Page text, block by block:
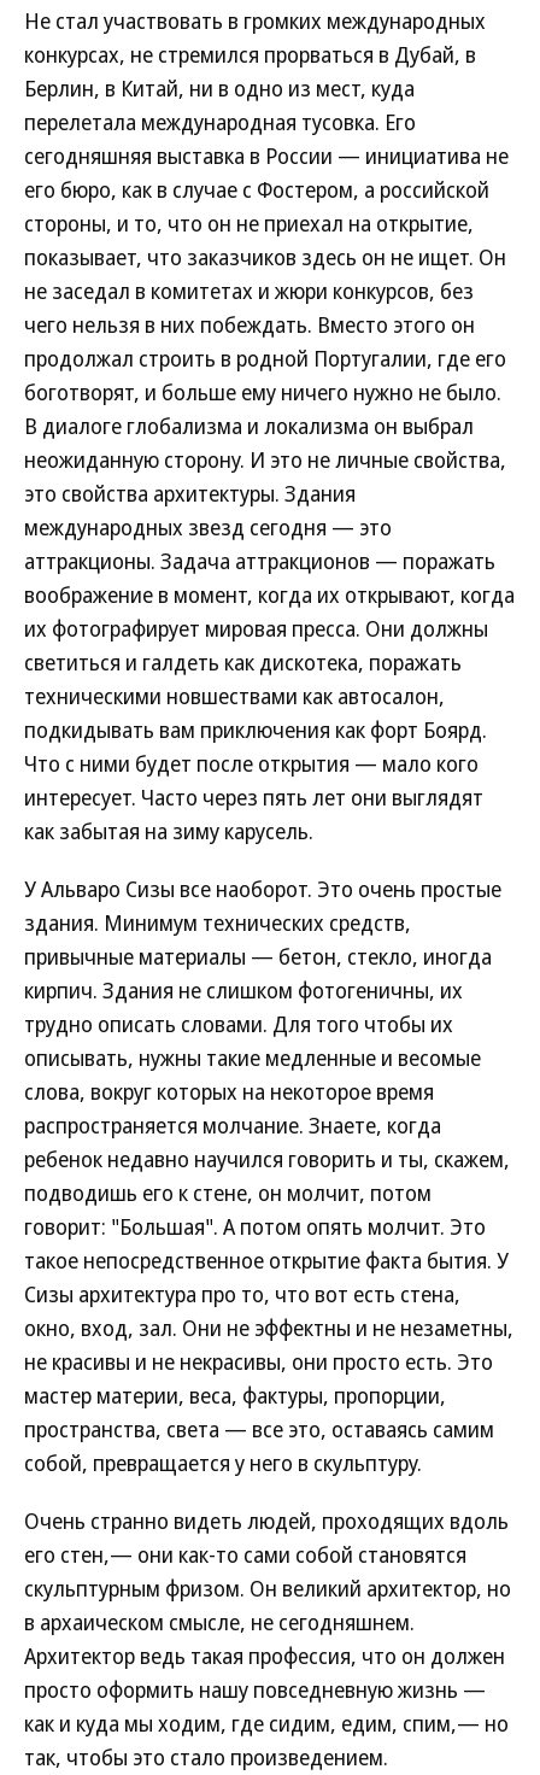
Не стал участвовать в громких международных
конкурсах, не стремился прорваться в Дубай, в
Берлин, в Китай, ни в одно из мест, куда
перелетала международная тусовка. Его
сегодняшняя выставка в России — инициатива не
его бюро, как в случае с Фостером, а российской
стороны, и то, что он не приехал на открытие,
показывает, что заказчиков здесь он не ищет. Он
не заседал в комитетах и жюри конкурсов, без
чего нельзя в них побеждать. Вместо этого он
продолжал строить в родной Португалии, где его
боготворят, и больше ему ничего нужно не было.
В диалоге глобализма и локализма он выбрал
неожиданную сторону. И это не личные свойства,
это свойства архитектуры. Здания
международных звезд сегодня — это
аттракционы. Задача аттракционов — поражать
воображение в момент, когда их открывают, когда
их фотографирует мировая пресса. Они должны
светиться и галдеть как дискотека, поражать
техническими новшествами как автосалон,
подкидывать вам приключения как форт Боярд.
Что с ними будет после открытия — мало кого
интересует. Часто через пять лет они выглядят
как забытая на зиму карусель.
У Альваро Сизы все наоборот. Это очень простые
здания. Минимум технических средств,
привычные материалы — бетон, стекло, иногда
кирпич. Здания не слишком фотогеничны, их
трудно описать словами. Для того чтобы их
описывать, нужны такие медленные и весомые
слова, вокруг которых на некоторое время
распространяется молчание. Знаете, когда
ребенок недавно научился говорить и ты, скажем,
подводишь его к стене, он молчит, потом
говорит: "Большая". А потом опять молчит. Это
такое непосредственное открытие факта бытия. У
Сизы архитектура про то, что вот есть стена,
окно, вход, зал. Они не эффектны и не незаметны,
не красивы и не некрасивы, они просто есть. Это
мастер материи, веса, фактуры, пропорции,
пространства, света — все это, оставаясь самим
собой, превращается у него в скульптуру.
Очень странно видеть людей, проходящих вдоль
его стен,— они как-то сами собой становятся
скульптурным фризом. Он великий архитектор, но
в архаическом смысле, не сегодняшнем.
Архитектор ведь такая профессия, что он должен
просто оформить нашу повседневную жизнь —
как и куда мы ходим, где сидим, едим, спим,— но
так, чтобы это стало произведением.